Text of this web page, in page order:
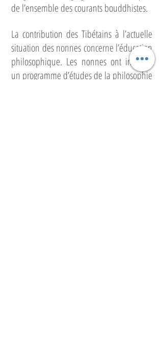
de l’ensemble des courants bouddhistes.
La contribution des Tibétains à l’actuelle
situation des nonnes concerne l’éducation
philosophique. Les nonnes ont instauré
un programme d’études de la philosophie